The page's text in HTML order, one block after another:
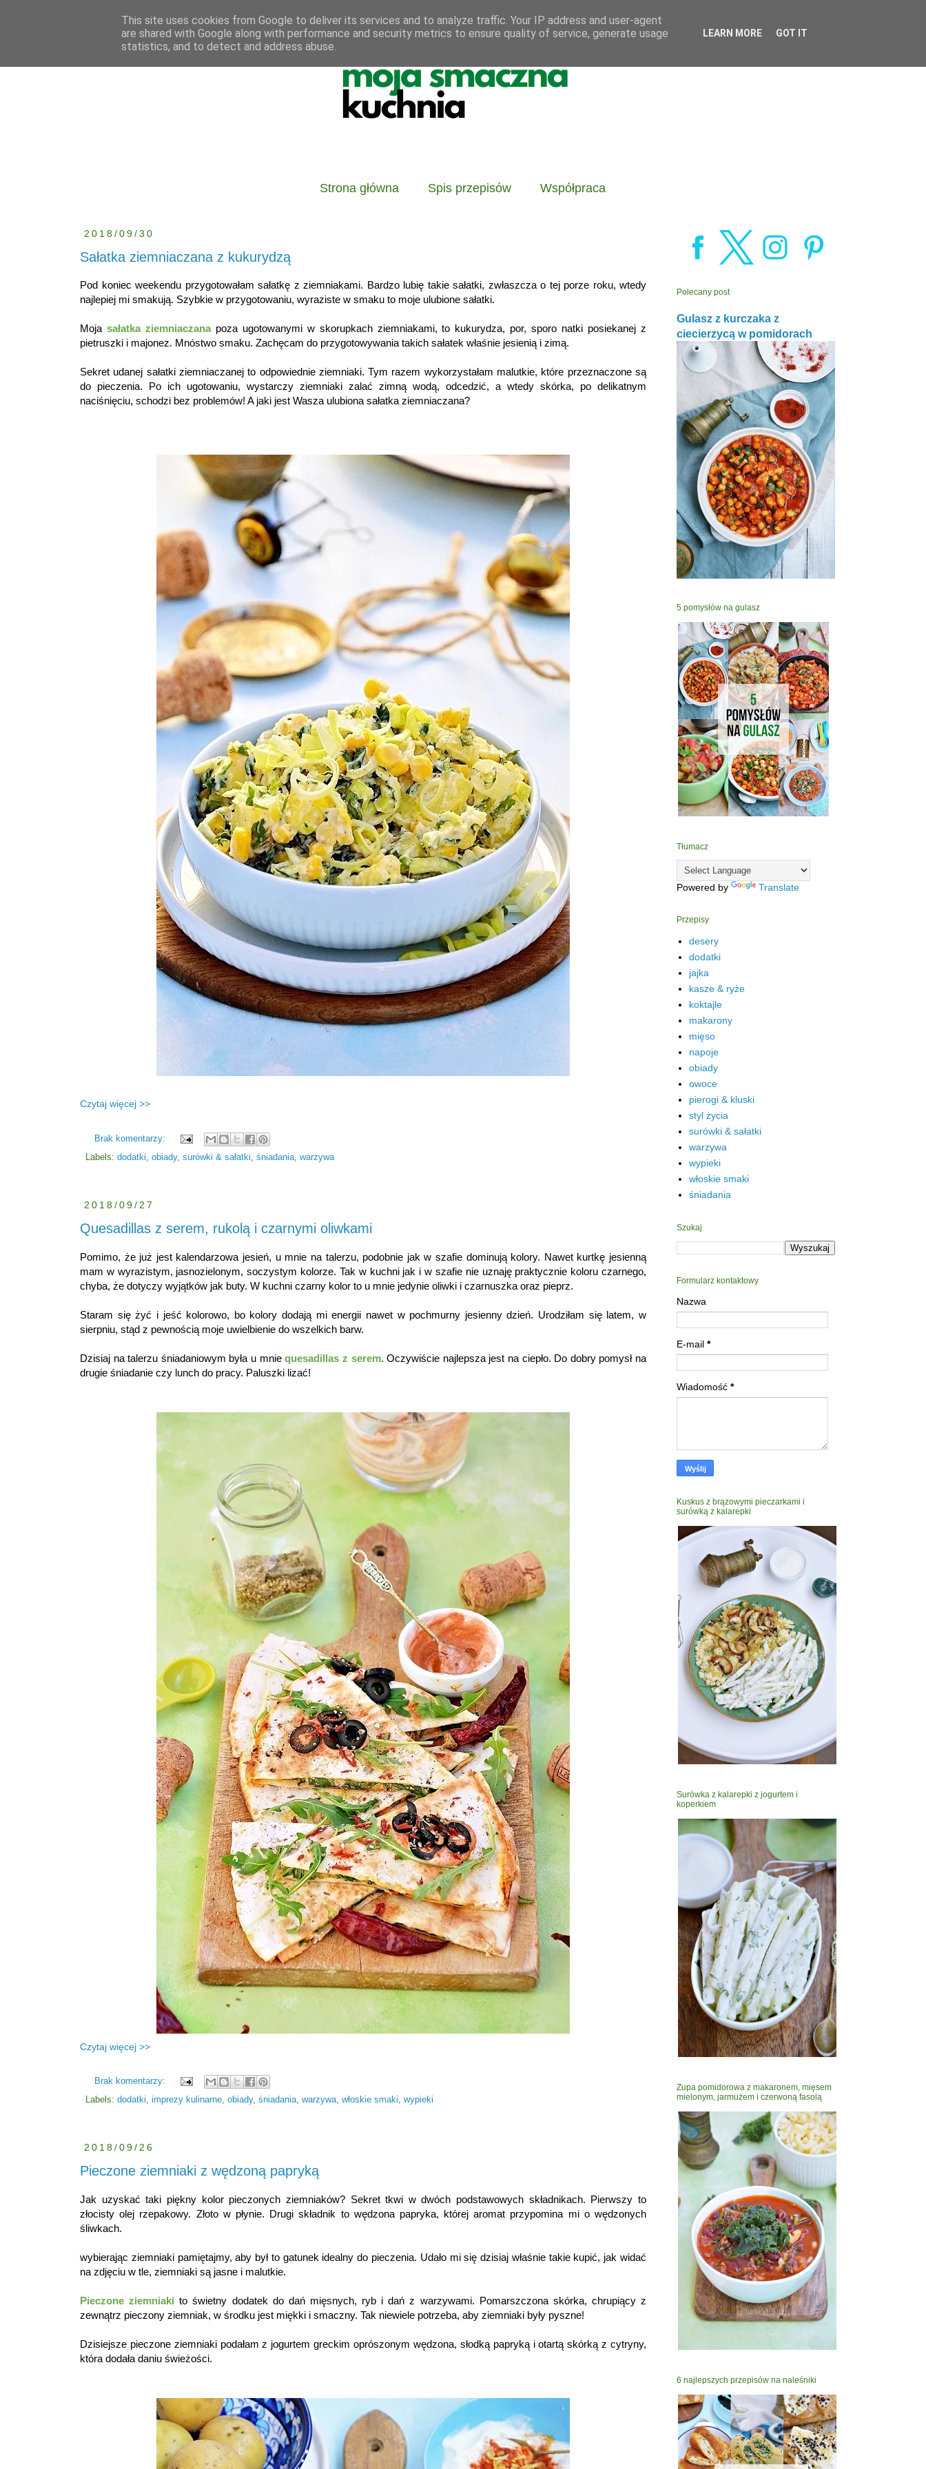
Strona główna Spis przepisów Współpraca
2018/09/30
Sałatka ziemniaczana z kukurydzą
Pod koniec weekendu przygotowałam sałatkę z ziemniakami. Bardzo lubię takie sałatki, zwłaszcza o tej porze roku, wtedy
najlepiej mi smakują. Szybkie w przygotowaniu, wyraziste w smaku to moje ulubione sałatki.
Mojasałatka ziemniaczanapoza ugotowanymi w skorupkach ziemniakami, to kukurydza, por, sporo natki posiekanej z
pietruszki i majonez. Mnóstwo smaku. Zachęcam do przygotowywania takich sałatek właśnie jesienią i zimą.
Sekret udanej sałatki ziemniaczanej to odpowiednie ziemniaki. Tym razem wykorzystałam malutkie, które przeznaczone są
do pieczenia. Po ich ugotowaniu, wystarczy ziemniaki zalać zimną wodą, odcedzić, a wtedy skórka, po delikatnym
naciśnięciu, schodzi bez problemów! A jaki jest Wasza ulubiona sałatka ziemniaczana?
Czytaj więcej >>
Brak komentarzy:
Labels: dodatki obiady, surówki & sałatki śniadania warzywa
2018/09/27
Quesadillas z serem, rukolą i czarnymi oliwkami
Pomimo, że już jest kalendarzowa jesień, u mnie na talerzu, podobnie jak w szafie dominują kolory. Nawet kurtkę jesienną
mam w wyrazistym, jasnozielonym, soczystym kolorze. Tak w kuchni jak i w szafie nie uznaję praktycznie koloru czarnego,
chyba, że dotyczy wyjątków jak buty. W kuchni czarny kolor to u mnie jedynie oliwki i czarnuszka oraz pieprz.
Staram się żyć i jeść kolorowo, bo kolory dodają mi energii nawet w pochmurny jesienny dzień. Urodziłam się latem, w
sierpniu, stąd z pewnością moje uwielbienie do wszelkich barw.
Dzisiaj na talerzu śniadaniowym była u mniequesadillas z serem. Oczywiście najlepsza jest na ciepło. Do dobry pomysł na
drugie śniadanie czy lunch do pracy. Paluszki lizać!
Czytaj więcej >>
Brak komentarzy:
Labels: dodatki, imprezy kulinarne, obiady, śniadania, warzywa, włoskie smaki, wypieki
2018/09/26
Pieczone ziemniaki z wędzoną papryką
Jak uzyskać taki piękny kolor pieczonych ziemniaków? Sekret tkwi w dwóch podstawowych składnikach. Pierwszy to
złocisty olej rzepakowy. Złoto w płynie. Drugi składnik to wędzona papryka, której aromat przypomina mi o wędzonych
śliwkach.
wybierając ziemniaki pamiętajmy, aby był to gatunek idealny do pieczenia. Udało mi się dzisiaj właśnie takie kupić, jak widać
na zdjęciu w tle, ziemniaki są jasne i malutkie.
Pieczone ziemniaki to świetny dodatek do dań mięsnych, ryb i dań z warzywami. Pomarszczona skórka, chrupiący z
zewnątrz pieczony ziemniak, w środku jest miękki i smaczny. Tak niewiele potrzeba, aby ziemniaki były pyszne!
Dzisiejsze pieczone ziemniaki podałam z jogurtem greckim oprószonym wędzona, słodką papryką i otartą skórką z cytryny,
która dodała daniu świeżości.
Polecany post
Gulasz z kurczaka z
ciecierzycą w pomidorach
5 pomysłów na gulasz
Tłumacz
Powered by Translate
Przepisy
desery
dodatki
jajka
kasze & ryże
koktajle
makarony
mięso
napoje
obiady
owoce
pierogi & kluski
styl życia
surówki & sałatki
warzywa
wypieki
włoskie smaki
śniadania
Szukaj
Formularz kontaktowy
Nazwa
E-mail *
Wiadomość *
Kuskus z brązowymi pieczarkami i
surówką z kalarepki
Surówka z kalarepki z jogurtem i
koperkiem
Zupa pomidorowa z makaronem, mięsem
mielonym, jarmużem i czerwoną fasolą
6 najlepszych przepisów na naleśniki
This site uses cookies from Google to deliver its services and to analyze traffic. Your IP address and user-agent
are shared with Google along with performance and security metrics to ensure quality of service, generate usage
statistics, and to detect and address abuse.
LEARN MORE GOT IT